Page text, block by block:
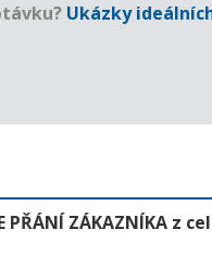
Ukázky
PŘÁNÍ ZÁKAZNÍKA z